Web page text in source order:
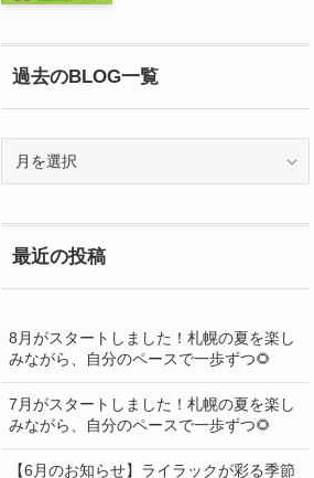
過去のBLOG一覧
BLOG
覧
最近の投稿
8月がスタートしました！札幌の夏を楽し
みながら、自分のペースで一歩ずつ🌻
7月がスタートしました！札幌の夏を楽し
みながら、自分のペースで一歩ずつ🌻
【6月のお知らせ】ライラックが彩る季節